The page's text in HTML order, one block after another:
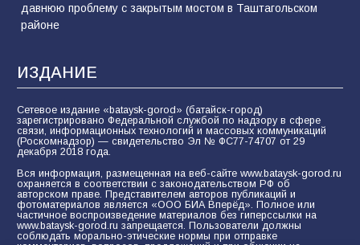
давнюю проблему с закрытым мостом в Таштагольском
районе
ИЗДАНИЕ
Сетевое издание «bataysk-gorod» (батайск-город)
зарегистрировано Федеральной службой по надзору в сфере
связи, информационных технологий и массовых коммуникаций
(Роскомнадзор) — свидетельство Эл № ФС77-74707 от 29
декабря 2018 года.
Вся информация, размещенная на веб-сайте www.bataysk-gorod.ru
охраняется в соответствии с законодательством РФ об
авторском праве. Представителем авторов публикаций и
фотоматериалов является «ООО БИА Вперёд». Полное или
частичное воспроизведение материалов без гиперссылки на
www.bataysk-gorod.ru запрещается. Пользователи должны
соблюдать морально-этические нормы при отправке